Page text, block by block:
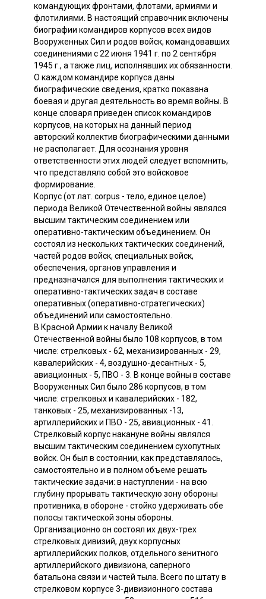
командующих фронтами, флотами, армиями и
флотилиями. В настоящий справочник включены
биографии командиров корпусов всех видов
Вооруженных Сил и родов войск, командовавших
соединениями с 22 июня 1941 г. по 2 сентября
1945 г., а также лиц, исполнявших их обязанности.
О каждом командире корпуса даны
биографические сведения, кратко показана
боевая и другая деятельность во время войны. В
конце словаря приведен список командиров
корпусов, на которых на данный период
авторский коллектив биографическими данными
не располагает. Для осознания уровня
ответственности этих людей следует вспомнить,
что представляло собой это войсковое
формирование.
Корпус (от лат. corpus - тело, единое целое)
периода Великой Отечественной войны являлся
высшим тактическим соединением или
оперативно-тактическим объединением. Он
состоял из нескольких тактических соединений,
частей родов войск, специальных войск,
обеспечения, органов управления и
предназначался для выполнения тактических и
оперативно-тактических задач в составе
оперативных (оперативно-стратегических)
объединений или самостоятельно.
В Красной Армии к началу Великой
Отечественной войны было 108 корпусов, в том
числе: стрелковых - 62, механизированных - 29,
кавалерийских - 4, воздушно-десантных - 5,
авиационных - 5, ПВО - 3. В конце войны в составе
Вооруженных Сил было 286 корпусов, в том
числе: стрелковых и кавалерийских - 182,
танковых - 25, механизированных -13,
артиллерийских и ПВО - 25, авиационных - 41.
Стрелковый корпус накануне войны являлся
высшим тактическим соединением сухопутных
войск. Он был в состоянии, как представлялось,
самостоятельно и в полном объеме решать
тактические задачи: в наступлении - на всю
глубину прорывать тактическую зону обороны
противника, в обороне - стойко удерживать обе
полосы тактической зоны обороны.
Организационно он состоял их двух-трех
стрелковых дивизий, двух корпусных
артиллерийских полков, отдельного зенитного
артиллерийского дивизиона, саперного
батальона связи и частей тыла. Всего по штату в
стрелковом корпусе 3-дивизионного состава